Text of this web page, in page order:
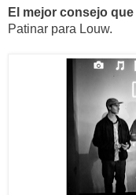
El mejor consejo
Patinar para Louw.